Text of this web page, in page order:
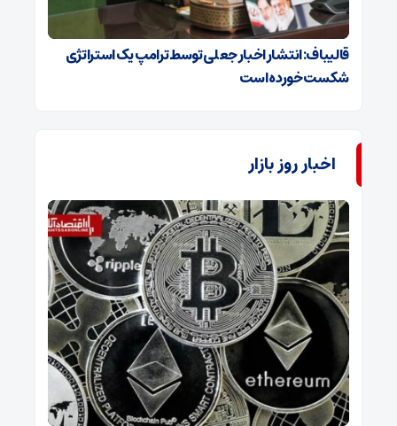
قالیباف: انتشار اخبار جعلی توسط ترامپ یک استراتژی
شکست خورده است
اخبار روز بازار